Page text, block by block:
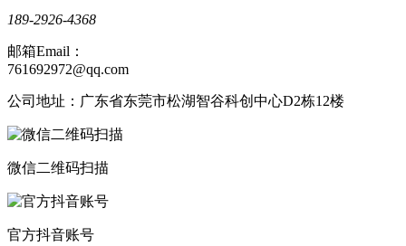
189-2926-4368
邮箱Email：
761692972@qq.com
公司地址：广东省东莞市松湖智谷科创中心D2栋12楼
微信二维码扫描
官方抖音账号